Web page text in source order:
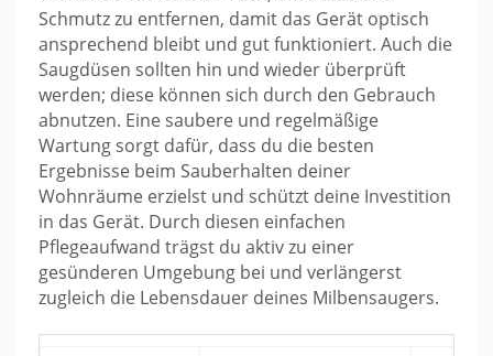
Schmutz zu entfernen, damit das Gerät optisch
ansprechend bleibt und gut funktioniert. Auch die
Saugdüsen sollten hin und wieder überprüft
werden; diese können sich durch den Gebrauch
abnutzen. Eine saubere und regelmäßige
Wartung sorgt dafür, dass du die besten
Ergebnisse beim Sauberhalten deiner
Wohnräume erzielst und schützt deine Investition
in das Gerät. Durch diesen einfachen
Pflegeaufwand trägst du aktiv zu einer
gesünderen Umgebung bei und verlängerst
zugleich die Lebensdauer deines Milbensaugers.